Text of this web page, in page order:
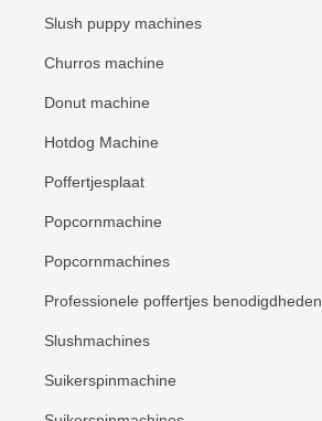
Slush puppy machines
Churros machine
Donut machine
Hotdog Machine
Poffertjesplaat
Popcornmachine
Popcornmachines
Professionele poffertjes benodigdheden
Slushmachines
Suikerspinmachine